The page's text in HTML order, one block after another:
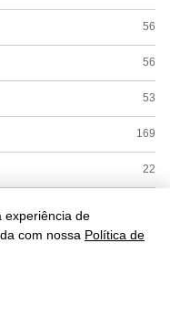
experiência de
com nossa Política de
56
56
53
169
22
12